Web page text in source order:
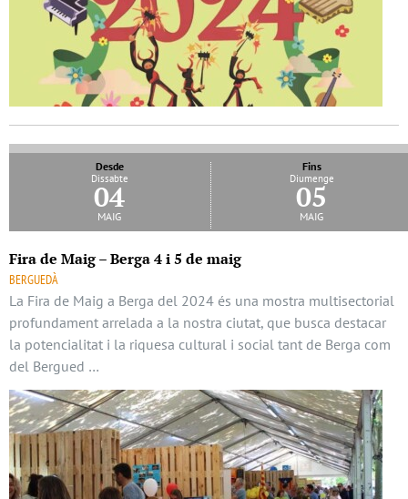
Desde
Dissabte
04
maig
Fins
Diumenge
05
maig
Fira de Maig – Berga 4 i 5 de maig
BERGUEDÀ
La Fira de Maig a Berga del 2024 és una mostra multisectorial
profundament arrelada a la nostra ciutat, que busca destacar
la potencialitat i la riquesa cultural i social tant de Berga com
del Bergued …